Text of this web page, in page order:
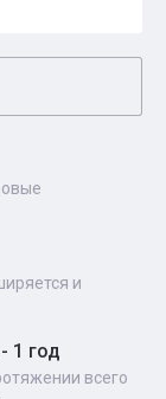
и
1 год
всего